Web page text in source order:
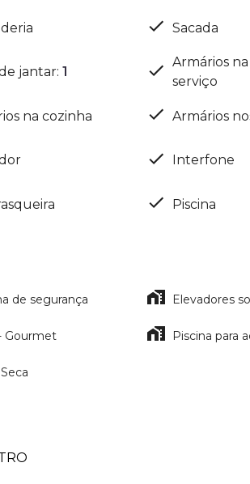
Sacada
jantar: 1
Armários
serviço
na cozinha Armários
Interfone
Piscina
de segurança Elevadores
Gourmet Piscina para